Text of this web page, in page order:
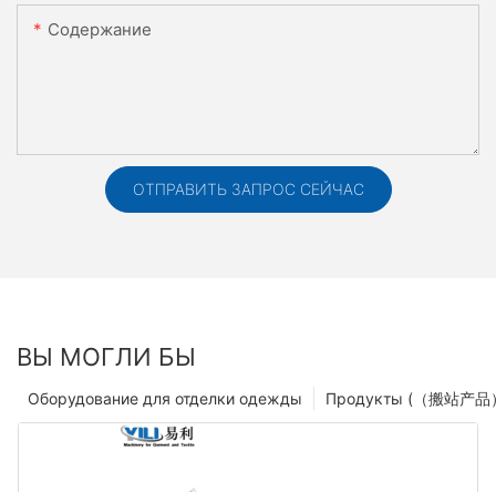
Содержание
ОТПРАВИТЬ ЗАПРОС СЕЙЧАС
ВЫ МОГЛИ БЫ
Продукты (（搬站产品
Оборудование для отделки одежды